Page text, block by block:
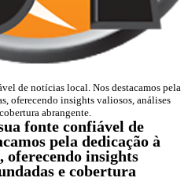
de notícias local. Nos destacamos pela
oferecendo insights valiosos, análises
abrangente.
fonte confiável de
pela dedicação à
insights
e cobertura